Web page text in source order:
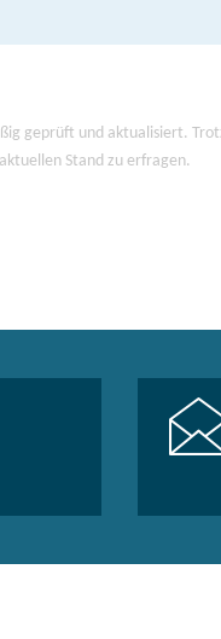
geprüft und aktualisiert.
Stand zu erfragen.